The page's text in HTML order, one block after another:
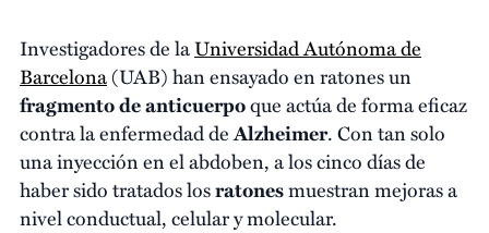
Investigadores de laUniversidad Autónoma de
Barcelona(UAB) han ensayado en ratones un
fragmento de anticuerpoque actúa de forma eficaz
contra la enfermedad deAlzheimer. Con tan solo
una inyección en el abdoben, a los cinco días de
haber sido tratados losratonesmuestran mejoras a
nivel conductual, celular y molecular.